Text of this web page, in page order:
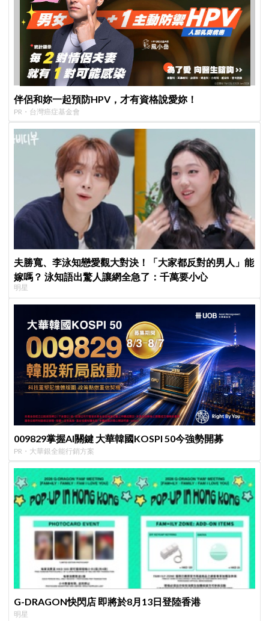
伴侶和妳一起預防HPV，才有資格說愛妳！
PR・台灣癌症基金會
夫勝寬、李泳知戀愛觀大對決！「大家都反對的男人」能
嫁嗎？ 泳知語出驚人讓網全急了：千萬要小心
明星
009829掌握AI關鍵 大華韓國KOSPI 50今強勢開募
PR・大華銀全能行銷方案
G-DRAGON快閃店 即將於8月13日登陸香港
明星